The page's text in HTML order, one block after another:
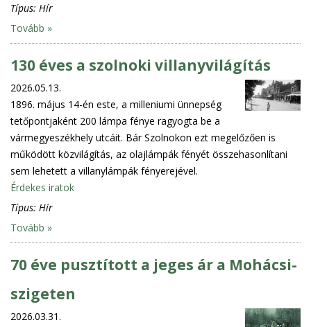
Típus: Hír
Tovább »
130 éves a szolnoki villanyvilágítás
2026.05.13.
1896. május 14-én este, a milleniumi ünnepség
tetőpontjaként 200 lámpa fénye ragyogta be a
vármegyeszékhely utcáit. Bár Szolnokon ezt megelőzően is
működött közvilágítás, az olajlámpák fényét összehasonlítani
sem lehetett a villanylámpák fényerejével.
Érdekes iratok
Típus: Hír
Tovább »
70 éve pusztított a jeges ár a Mohácsi-
szigeten
2026.03.31.